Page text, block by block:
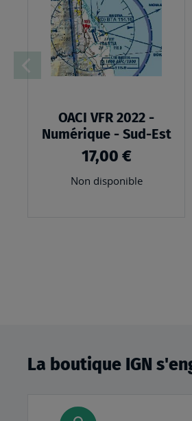
OACI VFR 2022 -
Numérique - Sud-Est
17,00 €
Non disponible
La boutique IGN